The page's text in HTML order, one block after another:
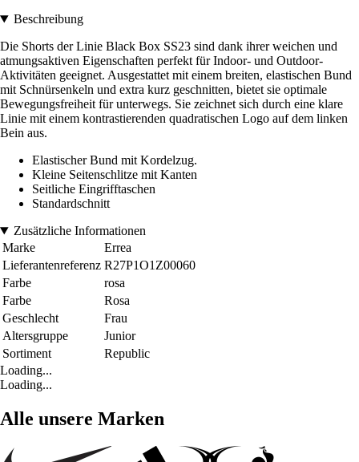
Beschreibung
Die Shorts der Linie Black Box SS23 sind dank ihrer weichen und
atmungsaktiven Eigenschaften perfekt für Indoor- und Outdoor-
Aktivitäten geeignet. Ausgestattet mit einem breiten, elastischen Bund
mit Schnürsenkeln und extra kurz geschnitten, bietet sie optimale
Bewegungsfreiheit für unterwegs. Sie zeichnet sich durch eine klare
Linie mit einem kontrastierenden quadratischen Logo auf dem linken
Bein aus.
Elastischer Bund mit Kordelzug.
Kleine Seitenschlitze mit Kanten
Seitliche Eingrifftaschen
Standardschnitt
Zusätzliche Informationen
Marke
Errea
Lieferantenreferenz R27P1O1Z00060
Farbe
rosa
Farbe
Rosa
Geschlecht
Frau
Altersgruppe
Junior
Sortiment
Republic
Loading...
Loading...
Alle unsere Marken